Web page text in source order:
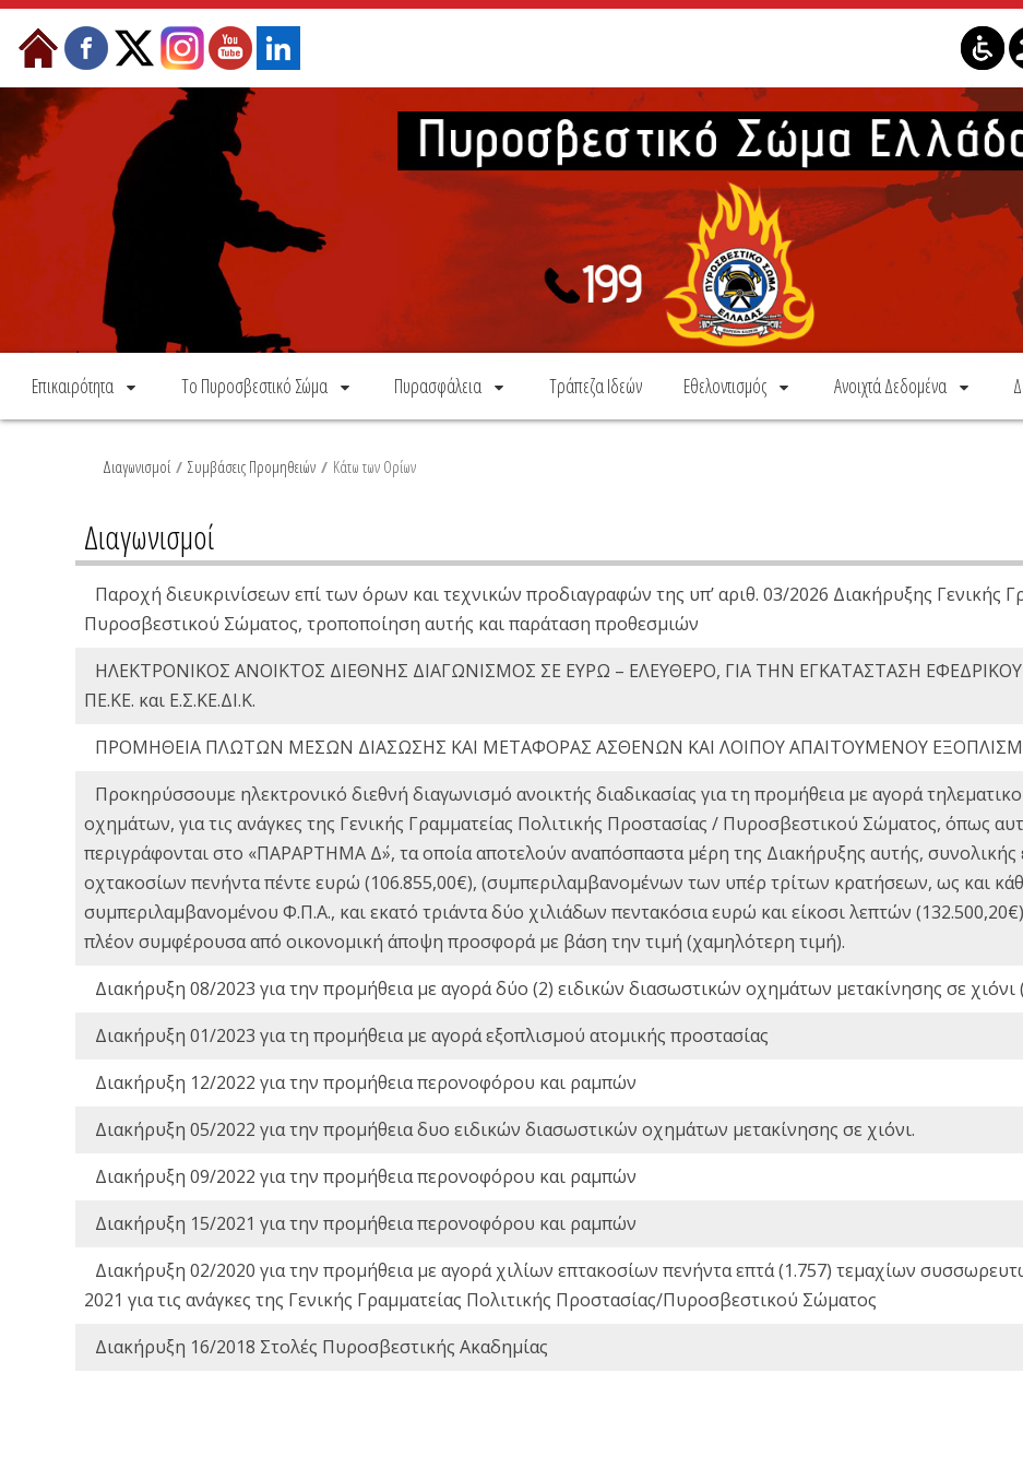
Skip to Content
Επικαιρότητα Το Πυροσβεστικό Σώμα Πυρασφάλεια Τράπεζα Ιδεών Εθελοντισμός Ανοιχτά Δεδομένα
Διαγωνισμοί / Συμβάσεις Προμηθειών / Κάτω των Ορίων
Διαγωνισμοί
Παροχή διευκρινίσεων επί των όρων και τεχνικών προδιαγραφών της υπ’ αριθ. 03/2026 Διακήρυξης Γενικής
Πυροσβεστικού Σώματος, τροποποίηση αυτής και παράταση προθεσμιών
ΗΛΕΚΤΡΟΝΙΚΟΣ ΑΝΟΙΚΤΟΣ ΔΙΕΘΝΗΣ ΔΙΑΓΩΝΙΣΜΟΣ ΣΕ ΕΥΡΩ – ΕΛΕΥΘΕΡΟ, ΓΙΑ ΤΗΝ ΕΓΚΑΤΑΣΤΑΣΗ
ΠΕ.ΚΕ. και Ε.Σ.ΚΕ.ΔΙ.Κ.
ΠΡΟΜΗΘΕΙΑ ΠΛΩΤΩΝ ΜΕΣΩΝ ΔΙΑΣΩΣΗΣ ΚΑΙ ΜΕΤΑΦΟΡΑΣ ΑΣΘΕΝΩΝ ΚΑΙ ΛΟΙΠΟΥ ΑΠΑΙΤΟΥΜΕΝΟΥ
Προκηρύσσουμε ηλεκτρονικό διεθνή διαγωνισμό ανοικτής διαδικασίας για τη προμήθεια με αγορά
οχημάτων, για τις ανάγκες της Γενικής Γραμματείας Πολιτικής Προστασίας / Πυροσβεστικού Σώματος, όπως
περιγράφονται στο «ΠΑΡΑΡΤΗΜΑ Δ΄», τα οποία αποτελούν αναπόσπαστα μέρη της Διακήρυξης αυτής, συνολικής
οχτακοσίων πενήντα πέντε ευρώ (106.855,00€), (συμπεριλαμβανομένων των υπέρ τρίτων κρατήσεων, ως και
συμπεριλαμβανομένου Φ.Π.Α., και εκατό τριάντα δύο χιλιάδων πεντακόσια ευρώ και είκοσι λεπτών
πλέον συμφέρουσα από οικονομική άποψη προσφορά με βάση την τιμή (χαμηλότερη τιμή).
Διακήρυξη 08/2023 για την προμήθεια με αγορά δύο (2) ειδικών διασωστικών οχημάτων μετακίνησης σε
Διακήρυξη 01/2023 για τη προμήθεια με αγορά εξοπλισμού ατομικής προστασίας
Διακήρυξη 12/2022 για την προμήθεια περονοφόρου και ραμπών
Διακήρυξη 05/2022 για την προμήθεια δυο ειδικών διασωστικών οχημάτων μετακίνησης σε χιόνι.
Διακήρυξη 09/2022 για την προμήθεια περονοφόρου και ραμπών
Διακήρυξη 15/2021 για την προμήθεια περονοφόρου και ραμπών
Διακήρυξη 02/2020 για την προμήθεια με αγορά χιλίων επτακοσίων πενήντα επτά (1.757) τεμαχίων
2021 για τις ανάγκες της Γενικής Γραμματείας Πολιτικής Προστασίας/Πυροσβεστικού Σώματος
Διακήρυξη 16/2018 Στολές Πυροσβεστικής Ακαδημίας